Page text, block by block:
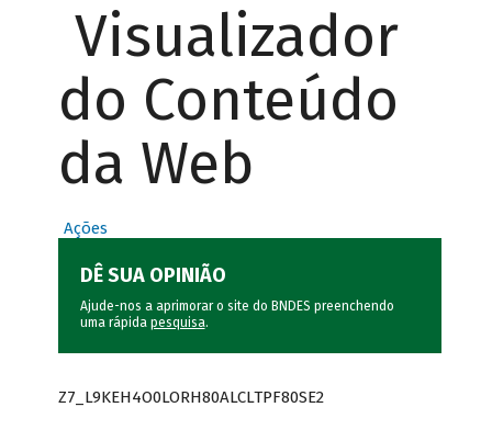
Visualizador
do Conteúdo
da Web
Ações
DÊ SUA OPINIÃO
Ajude-nos a aprimorar o site do BNDES preenchendo
uma rápida pesquisa.
Z7_L9KEH4O0LORH80ALCLTPF80SE2